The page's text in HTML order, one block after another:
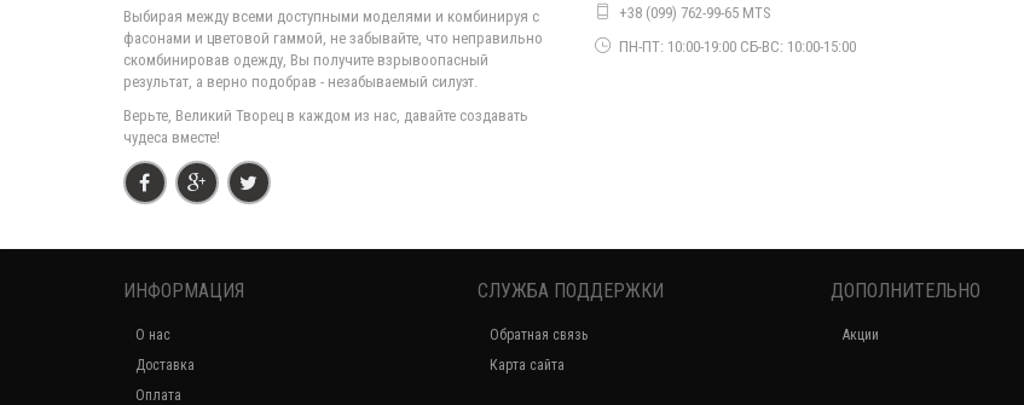
Выбирая между всеми доступными моделями и комбинируя с
фасонами и цветовой гаммой, не забывайте, что неправильно
скомбинировав одежду, Вы получите взрывоопасный
результат, а верно подобрав - незабываемый силуэт.
Верьте, Великий Творец в каждом из нас, давайте создавать
чудеса вместе!
+38 (099) 762-99-65 MTS
ПН-ПТ: 10:00-19:00 СБ-ВС: 10:00-15:00
ИНФОРМАЦИЯ
О нас
Доставка
Оплата
СЛУЖБА ПОДДЕРЖКИ
Обратная связь
Карта сайта
ДОПОЛНИТЕЛЬНО
Акции